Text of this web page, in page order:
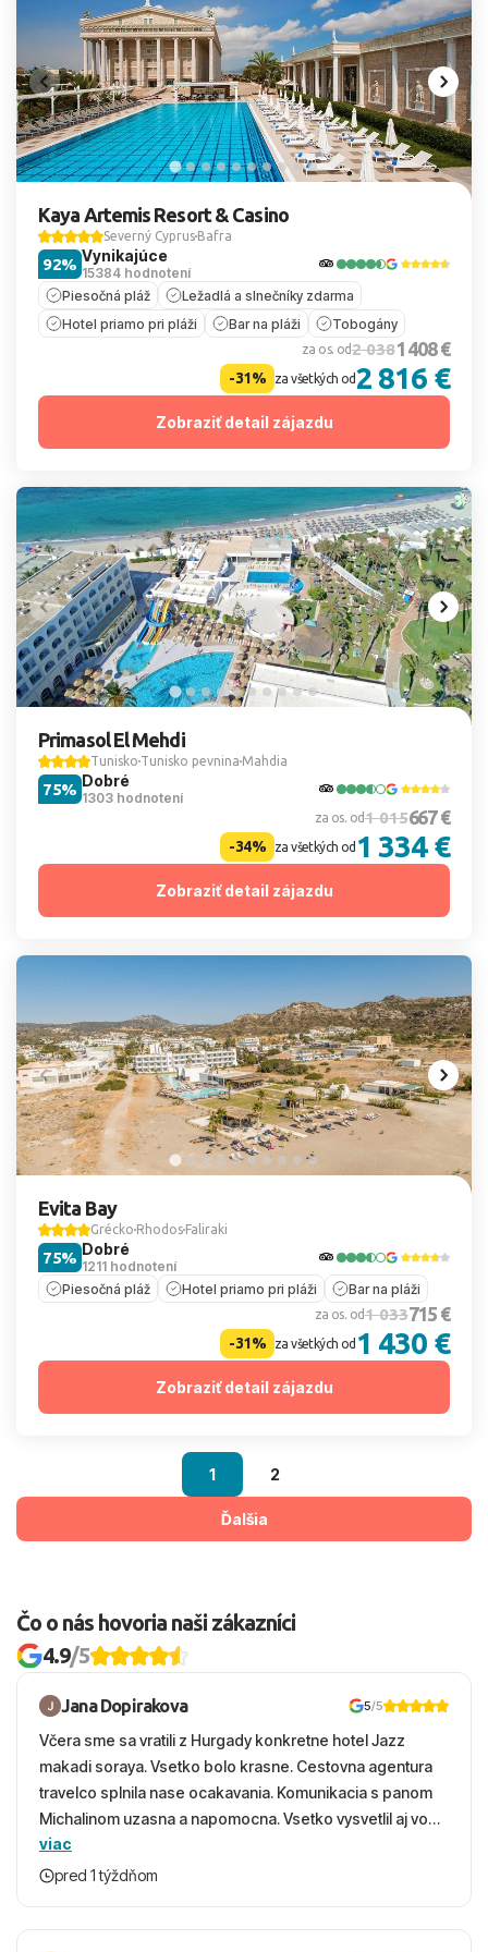
Kaya Artemis Resort & Casino
Severný Cyprus Bafra
Vynikajúce
15384 hodnotení
92%
Piesočná pláž
Ležadlá a slnečníky zdarma
Hotel priamo pri pláži
Bar na pláži Tobogány
za os. od2 0381 408 €
-31% za všetkých od2 816 €
Zobraziť detail zájazdu
Primasol El Mehdi
Tunisko Tunisko pevnina Mahdia
Dobré
1303 hodnotení
75%
za os. od1 015667 €
-34% za všetkých od 1 334 €
Zobraziť detail zájazdu
Evita Bay
Grécko Rhodos Faliraki
Dobré
1211 hodnotení
75%
Piesočná pláž Hotel priamo pri pláži Bar na pláži
za os. od1 033715 €
-31% za všetkých od 1 430 €
Zobraziť detail zájazdu
1 2
Ďalšia
Čo o nás hovoria naši zákazníci
4.9/5
Jana Dopirakova 5/5
Včera sme sa vratili z Hurgady konkretne hotel Jazz
makadi soraya. Vsetko bolo krasne. Cestovna agentura
travelco splnila nase ocakavania. Komunikacia s panom
Michalinom uzasna a napomocna. Vsetko vysvetlil aj vo
vecernych hodinach zaco sa ospravedlnujem. Hotel
krasny, cisty. Sluzby top. Strava, prostredie, more,
viac
pred 1 týždňom